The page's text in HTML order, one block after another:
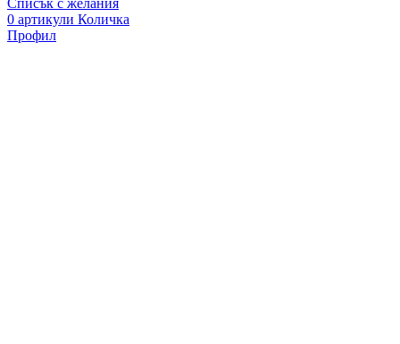
Списък с желания
0 артикули Количка
Профил